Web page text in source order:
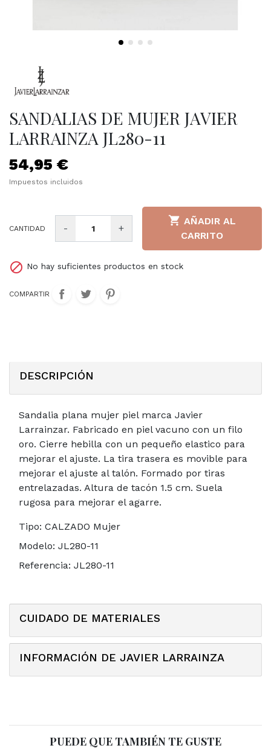
SANDALIAS DE MUJER JAVIER
LARRAINZA JL280-11
54,95 €
Impuestos incluidos
CANTIDAD - +

CARRITO
 No hay suficientes productos en stock
COMPARTIR
DESCRIPCIÓN
Sandalia plana mujer piel marca Javier
Larrainzar. Fabricado en piel vacuno con un filo
oro. Cierre hebilla con un pequeño elastico para
mejorar el ajuste. La tira trasera es movible para
mejorar el ajuste al talón. Formado por tiras
entrelazadas. Altura de tacón 1.5 cm. Suela
rugosa para mejorar el agarre.
Tipo: CALZADO Mujer
Modelo: JL280-11
Referencia: JL280-11
CUIDADO DE MATERIALES
INFORMACIÓN DE JAVIER LARRAINZA
PUEDE QUE TAMBIÉN TE GUSTE